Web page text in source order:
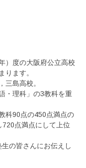
）度の大阪府公立高校
ります。
三島高校。
・理科」の3教科を重
科90点の450点満点の
点満点にして上位
生の皆さんにお伝えし